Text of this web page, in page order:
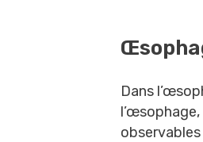
Dans